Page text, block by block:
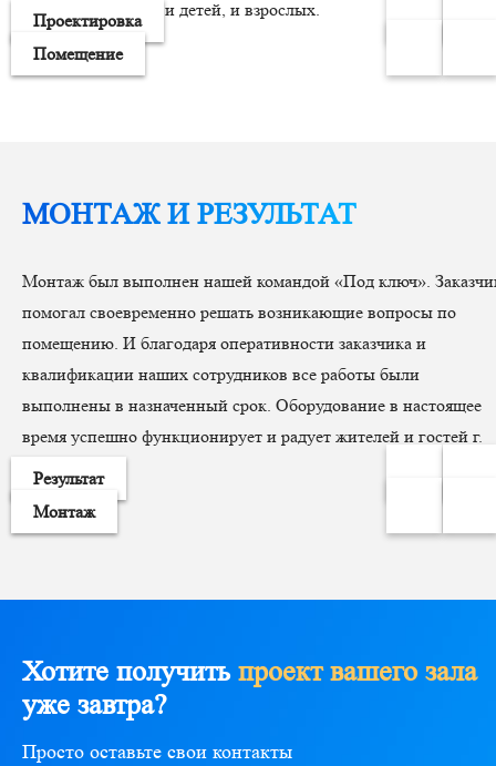
быстро затягивает и детей, и взрослых.
Проектировка
Помещение
МОНТАЖ И РЕЗУЛЬТАТ
Монтаж был выполнен нашей командой «Под ключ».
помогал своевременно решать возникающие вопросы по
помещению. И благодаря оперативности заказчика и
квалификации наших сотрудников все работы были
выполнены в назначенный срок. Оборудование в настоящее
время успешно функционирует и радует жителей и гостей г.
Омск
Результат
Монтаж
Хотите получить проект вашего зала
уже завтра?
Просто оставьте свои контакты